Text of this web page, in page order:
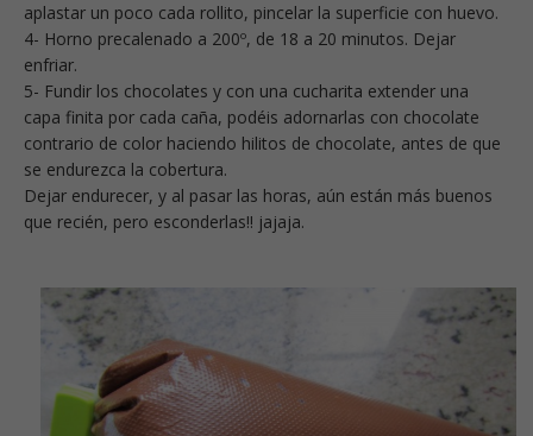
aplastar un poco cada rollito, pincelar la superficie con huevo.
4- Horno precalenado a 200º, de 18 a 20 minutos. Dejar
enfriar.
5- Fundir los chocolates y con una cucharita extender una
capa finita por cada caña, podéis adornarlas con chocolate
contrario de color haciendo hilitos de chocolate, antes de que
se endurezca la cobertura.
Dejar endurecer, y al pasar las horas, aún están más buenos
que recién, pero esconderlas!! jajaja.